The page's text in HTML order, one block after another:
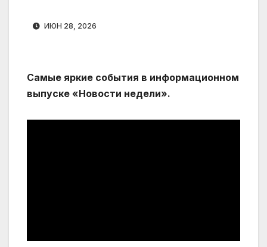
ИЮН 28, 2026
Самые яркие события в информационном
выпуске «Новости недели».